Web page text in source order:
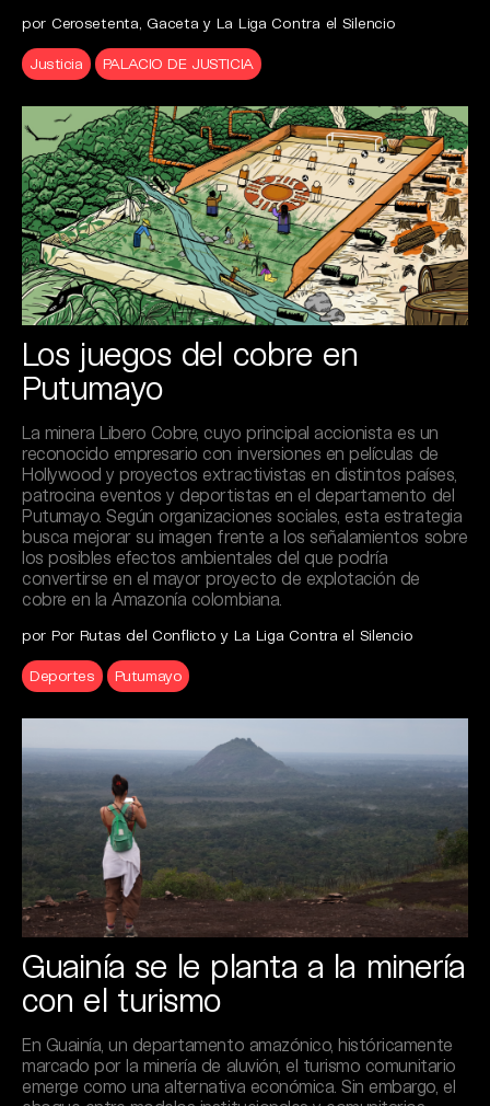
por Cerosetenta, Gaceta y La Liga Contra el Silencio
Justicia PALACIO DE JUSTICIA
Los juegos del cobre en
Putumayo
La minera Libero Cobre, cuyo principal accionista es un
reconocido empresario con inversiones en películas de
Hollywood y proyectos extractivistas en distintos países,
patrocina eventos y deportistas en el departamento del
Putumayo. Según organizaciones sociales, esta estrategia
busca mejorar su imagen frente a los señalamientos sobre
los posibles efectos ambientales del que podría
convertirse en el mayor proyecto de explotación de
cobre en la Amazonía colombiana.
por Por Rutas del Conflicto y La Liga Contra el Silencio
Deportes Putumayo
Guainía se le planta a la minería
con el turismo
En Guainía, un departamento amazónico, históricamente
marcado por la minería de aluvión, el turismo comunitario
emerge como una alternativa económica. Sin embargo, el